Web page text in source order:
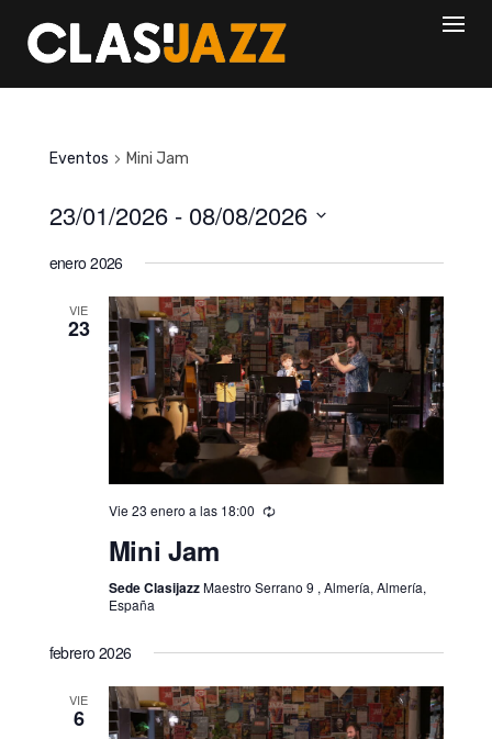
content
Eventos Mini Jam
23/01/2026 - 08/08/2026
e
h
enero 2026
VIE
23
Vie 23 enero a las 18:00
Mini Jam
Sede ClasijazzMaestro Serrano 9 , Almería, Almería,
España
febrero 2026
VIE
6